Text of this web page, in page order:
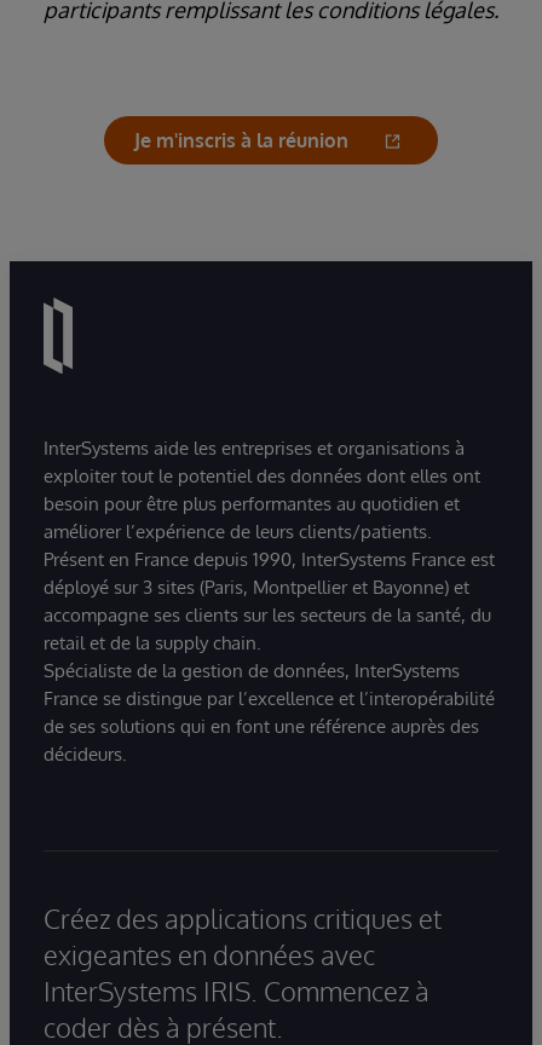
participants remplissant les conditions légales.
Je m'inscris à la réunion
InterSystems aide les entreprises et organisations à
exploiter tout le potentiel des données dont elles ont
besoin pour être plus performantes au quotidien et
améliorer l’expérience de leurs clients/patients.
Présent en France depuis 1990, InterSystems France est
déployé sur 3 sites (Paris, Montpellier et Bayonne) et
accompagne ses clients sur les secteurs de la santé, du
retail et de la supply chain.
Spécialiste de la gestion de données, InterSystems
France se distingue par l’excellence et l’interopérabilité
de ses solutions qui en font une référence auprès des
décideurs.
Créez des applications critiques et
exigeantes en données avec
InterSystems IRIS. Commencez à
coder dès à présent.